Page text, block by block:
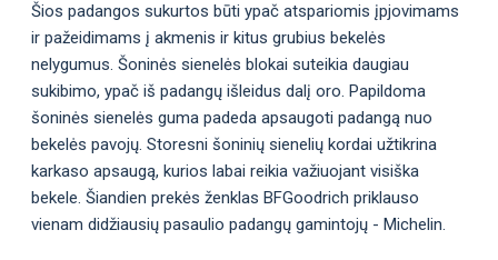
Šios padangos sukurtos būti ypač atspariomis įpjovimams
ir pažeidimams į akmenis ir kitus grubius bekelės
nelygumus. Šoninės sienelės blokai suteikia daugiau
sukibimo, ypač iš padangų išleidus dalį oro. Papildoma
šoninės sienelės guma padeda apsaugoti padangą nuo
bekelės pavojų. Storesni šoninių sienelių kordai užtikrina
karkaso apsaugą, kurios labai reikia važiuojant visiška
bekele. Šiandien prekės ženklas BFGoodrich priklauso
vienam didžiausių pasaulio padangų gamintojų - Michelin.